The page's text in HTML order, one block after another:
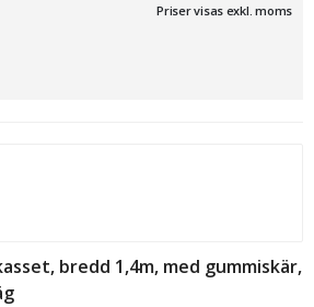
Priser visas exkl. moms
bredd 1,4m, med gummiskär,